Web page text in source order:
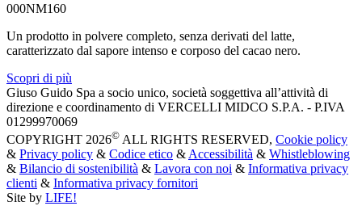
000NM160
Un prodotto in polvere completo, senza derivati del latte,
caratterizzato dal sapore intenso e corposo del cacao nero.
Scopri di più
Giuso Guido Spa a socio unico, società soggettiva all’attività di
direzione e coordinamento di VERCELLI MIDCO S.P.A. - P.IVA
01299970069
COPYRIGHT 2026© ALL RIGHTS RESERVED, Cookie policy
& Privacy policy & Codice etico & Accessibilità & Whistleblowing
& Bilancio di sostenibilità & Lavora con noi & Informativa privacy
clienti & Informativa privacy fornitori
Site by LIFE!